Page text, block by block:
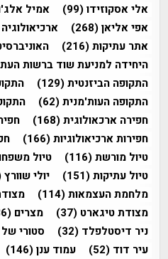
אלי אסקוזידו(99) אמיל
אפי אליאן(268) ארכיאולוגיה
אתר עתיקות(216)
היחידה למניעת שוד ברשות
התקופה הביזנטית(129)
התקופה העות'מנית(62)
חפירה ארכאולוגית(168)
חפירות ארכיאולוגיות(166)
טיול מורשת(116) טיול
טיול עתיקות(151) יולי שוורץ
מלחמת העצמאות(114)
מצודת טיגארט (37) מצרים (36)
ניר דיסטלפלד (32) סטורי
עיר דוד (52) עמוד ענן(146)